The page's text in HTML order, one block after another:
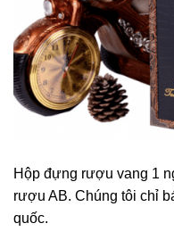
Hộp đựng rượu vang 1
rượu AB. Chúng tôi chỉ
quốc.